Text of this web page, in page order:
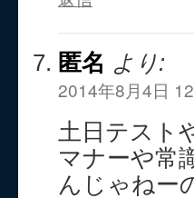
匿名 より:
2014年8月4日
土日テスト
マナーや常
んじゃねー